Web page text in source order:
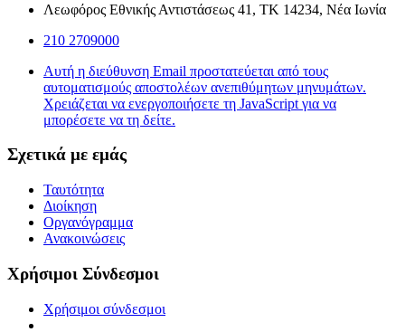
Λεωφόρος Εθνικής Αντιστάσεως 41, ΤΚ 14234, Νέα Ιωνία
210 2709000
Αυτή η διεύθυνση Email προστατεύεται από τους
αυτοματισμούς αποστολέων ανεπιθύμητων μηνυμάτων.
Χρειάζεται να ενεργοποιήσετε τη JavaScript για να
μπορέσετε να τη δείτε.
Σχετικά με εμάς
Ταυτότητα
Διοίκηση
Οργανόγραμμα
Ανακοινώσεις
Χρήσιμοι Σύνδεσμοι
Χρήσιμοι σύνδεσμοι